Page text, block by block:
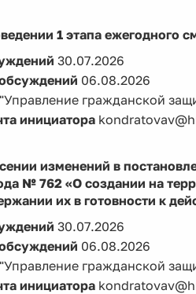
1 этапа ежегодного
30.07.2026
06.08.2026
гражданской
инициатора
изменений в
№ 762 «О создании на
их в готовности к
30.07.2026
06.08.2026
гражданской
инициатора